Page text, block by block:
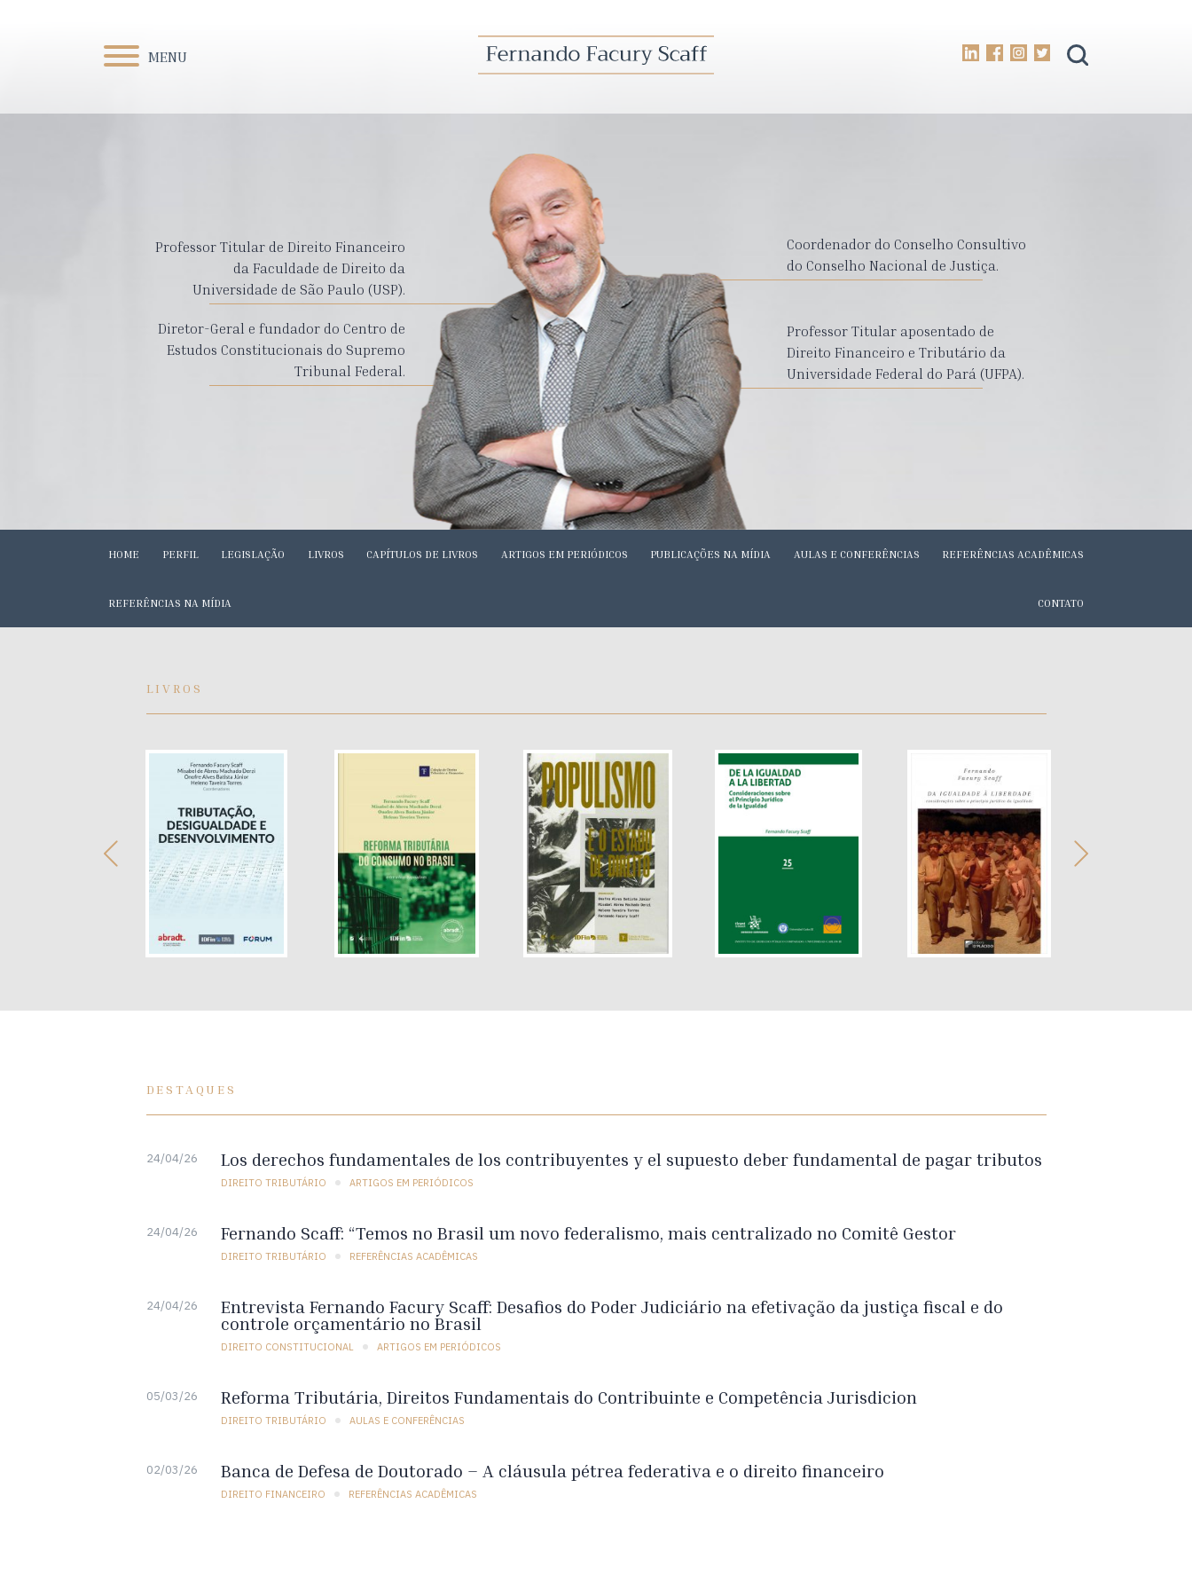
MENU
Professor Titular de Direito Financeiro
da Faculdade de Direito da
Universidade de São Paulo (USP).
Diretor-Geral e fundador do Centro de
Estudos Constitucionais do Supremo
Tribunal Federal.
Coordenador do Conselho Consultivo
do Conselho Nacional de Justiça.
Professor Titular aposentado de
Direito Financeiro e Tributário da
Universidade Federal do Pará (UFPA).
HOME PERFIL LEGISLAÇÃO LIVROS CAPÍTULOS DE LIVROS ARTIGOS EM PERIÓDICOS PUBLICAÇÕES NA MÍDIA AULAS E CONFERÊNCIAS REFERÊNCIAS ACADÊMICAS
REFERÊNCIAS NA MÍDIA CONTATO
LIVROS
DESTAQUES
24/04/26 Los derechos fundamentales de los contribuyentes y el supuesto deber fundamental de pagar tributos
DIREITO TRIBUTÁRIO ARTIGOS EM PERIÓDICOS
24/04/26 Fernando Scaff: “Temos no Brasil um novo federalismo, mais centralizado no Comitê Gestor
DIREITO TRIBUTÁRIO REFERÊNCIAS ACADÊMICAS
24/04/26 Entrevista Fernando Facury Scaff: Desafios do Poder Judiciário na efetivação da justiça fiscal e do
controle orçamentário no Brasil
DIREITO CONSTITUCIONAL ARTIGOS EM PERIÓDICOS
05/03/26 Reforma Tributária, Direitos Fundamentais do Contribuinte e Competência Jurisdicion
DIREITO TRIBUTÁRIO AULAS E CONFERÊNCIAS
02/03/26 Banca de Defesa de Doutorado – A cláusula pétrea federativa e o direito financeiro
DIREITO FINANCEIRO REFERÊNCIAS ACADÊMICAS